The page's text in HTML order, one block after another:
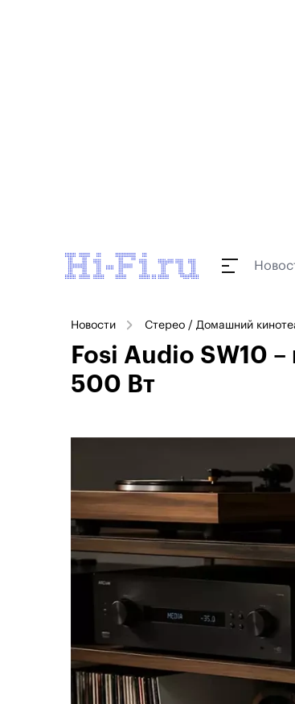
Новости Стерео / Домашний
Fosi Audio SW10
500 Вт